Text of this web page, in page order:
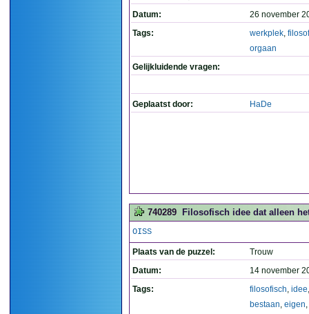
Datum:
26 november
Tags:
werkplek,
orgaan
Gelijkluidende vragen:
Geplaatst door: HaDe
740289 Filosofisch idee dat alleen
OISS
Plaats van de puzzel:
Trouw
Datum:
14 november
Tags:
filosofisch, idee
bestaan, eigen,